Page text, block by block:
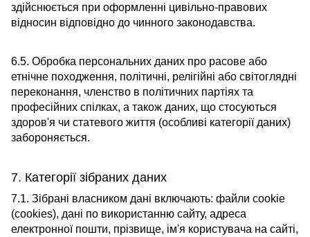
здійснюється при оформленні цивільно-правових
відносин відповідно до чинного законодавства.
6.5. Обробка персональних даних про расове або
етнічне походження, політичні, релігійні або світоглядні
переконання, членство в політичних партіях та
професійних спілках, а також даних, що стосуються
здоров'я чи статевого життя (особливі категорії даних)
забороняється.
7. Категорії зібраних даних
7.1. Зібрані власником дані включають: файли cookie
(cookies), дані по використанню сайту, адреса
електронної пошти, прізвище, ім'я користувача на сайті,